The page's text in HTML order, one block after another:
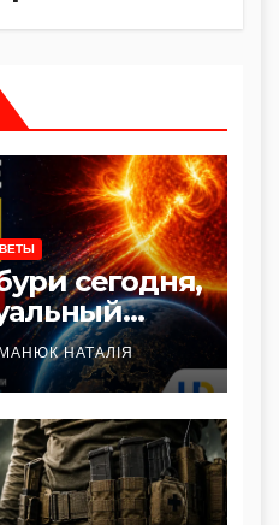
сегодня,
защитить
НАТАЛІЯ